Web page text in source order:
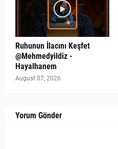
Ruhunun İlacını Keşfet
@Mehmedyildiz -
Hayalhanem
August 07, 2026
Yorum Gönder